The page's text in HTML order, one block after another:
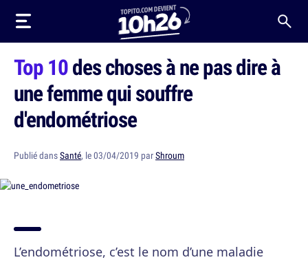
Top 10des choses à ne pas dire à
une femme qui souffre
d'endométriose
Publié dansSanté, le 03/04/2019 parShroum
L’endométriose, c’est le nom d’une maladie